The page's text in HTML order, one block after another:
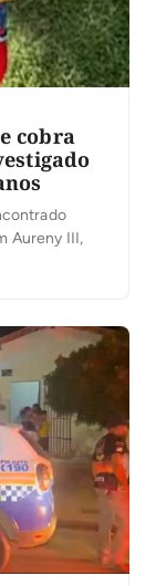
cobra
Aureny III,